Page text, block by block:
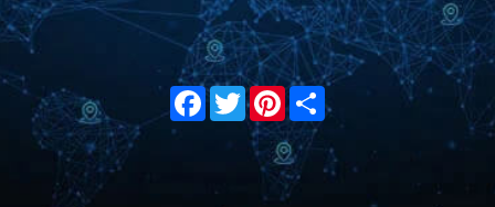
Facebook
TwitterPinterest
Share